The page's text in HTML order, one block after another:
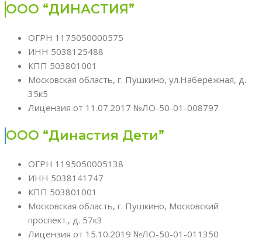
ООО “ДИНАСТИЯ”
ОГРН 1175050000575
ИНН 5038125488
КПП 503801001
Московская область, г. Пушкино, ул.Набережная, д.
35к5
Лицензия от 11.07.2017 №ЛО-50-01-008797
ООО “Династия Дети”
ОГРН 1195050005138
ИНН 5038141747
КПП 503801001
Московская область, г. Пушкино, Московский
проспект., д. 57к3
Лицензия от 15.10.2019 №ЛО-50-01-011350